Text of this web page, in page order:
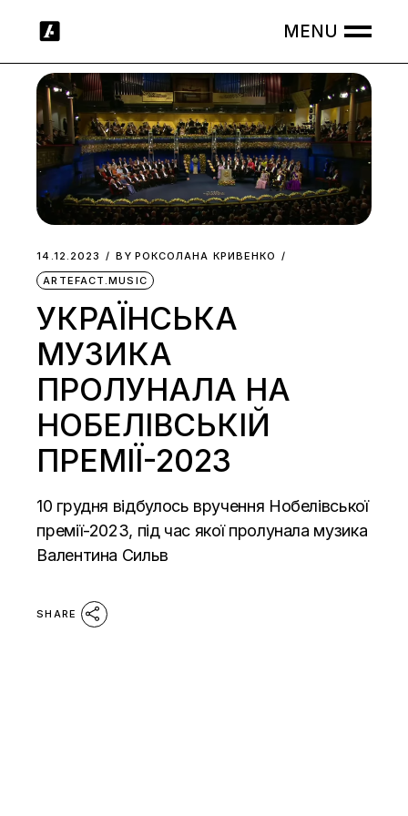
14.12.2023 BY РОКСОЛАНА КРИВЕНКО
ARTEFACT.MUSIC
УКРАЇНСЬКА
МУЗИКА
ПРОЛУНАЛА НА
НОБЕЛІВСЬКІЙ
ПРЕМІЇ-2023
10 грудня відбулось вручення Нобелівської
премії-2023, під час якої пролунала музика
Валентина Сильв
SHARE